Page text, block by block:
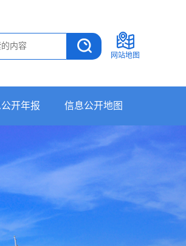
网站地图
开年报 信息公开地图